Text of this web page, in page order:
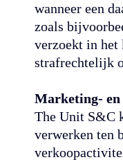
wanneer een
zoals
verzoekt in het
strafrechtelijk
Marketing-
The Unit S&C
verwerken ten